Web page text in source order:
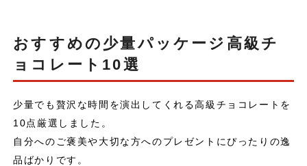
おすすめの少量パッケージ高級チ
ョコレート10選
少量でも贅沢な時間を演出してくれる高級チョコレートを
10点厳選しました。
自分へのご褒美や大切な方へのプレゼントにぴったりの逸
品ばかりです。